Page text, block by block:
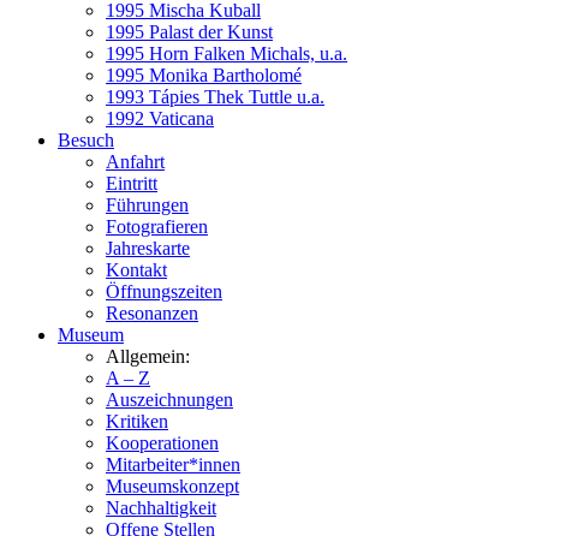
1995 Mischa Kuball
1995 Palast der Kunst
1995 Horn Falken Michals, u.a.
1995 Monika Bartholomé
1993 Tápies Thek Tuttle u.a.
1992 Vaticana
Besuch
Anfahrt
Eintritt
Führungen
Fotografieren
Jahreskarte
Kontakt
Öffnungszeiten
Resonanzen
Museum
Allgemein:
A – Z
Auszeichnungen
Kritiken
Kooperationen
Mitarbeiter*innen
Museumskonzept
Nachhaltigkeit
Offene Stellen